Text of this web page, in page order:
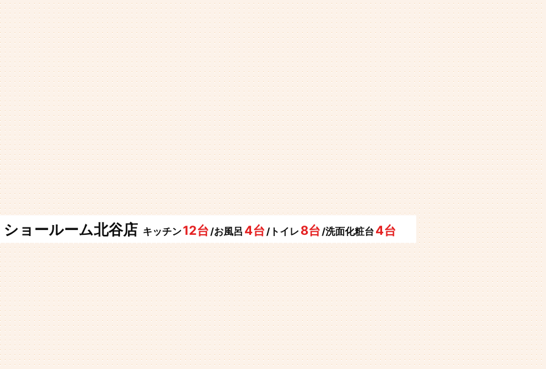
ショールーム北谷店 キッチン12台/お風呂 4台/トイレ 8台/洗面化粧台 4台